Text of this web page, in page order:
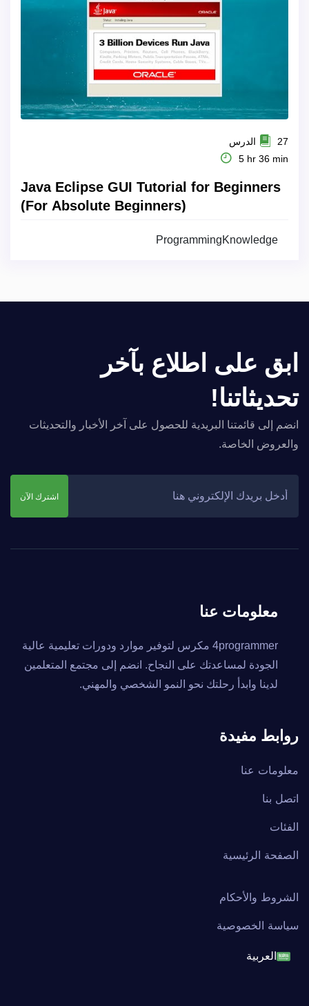
27 الدرس
5 hr 36 min
Java Eclipse GUI Tutorial for Beginners
(For Absolute Beginners)
ProgrammingKnowledge
ابق على اطلاع بآخر
تحديثاتنا!
انضم إلى قائمتنا البريدية للحصول على آخر الأخبار والتحديثات
والعروض الخاصة.
اشترك الآن
معلومات عنا
4programmer مكرس لتوفير موارد ودورات تعليمية عالية
الجودة لمساعدتك على النجاح. انضم إلى مجتمع المتعلمين
لدينا وابدأ رحلتك نحو النمو الشخصي والمهني.
روابط مفيدة
معلومات عنا
اتصل بنا
الفئات
الصفحة الرئيسية
الشروط والأحكام
سياسة الخصوصية
العربية